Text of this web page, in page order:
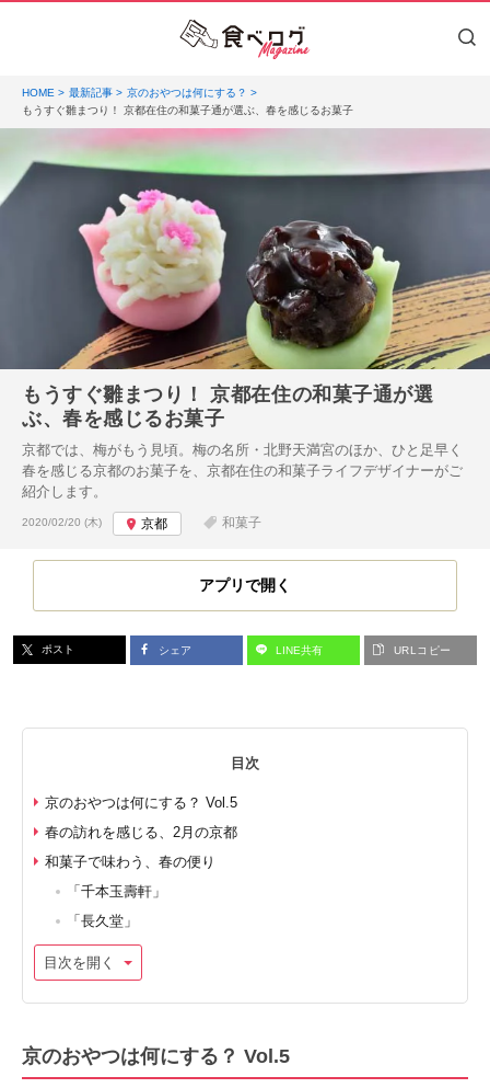
HOME 最新記事
京のおやつは何にする？
もうすぐ雛まつり！ 京都在住の和菓子通が選ぶ、春を感じるお菓子
もうすぐ雛まつり！ 京都在住の和菓子通が選
ぶ、春を感じるお菓子
京都では、梅がもう見頃。梅の名所・北野天満宮のほか、ひと足早く
春を感じる京都のお菓子を、京都在住の和菓子ライフデザイナーがご
紹介します。
投稿日:
2020/02/20 (木) 京都 和菓子
アプリで開く
ポスト シェア LINE共有 URLコピー
目次
京のおやつは何にする？ Vol.5
春の訪れを感じる、2月の京都
和菓子で味わう、春の便り
「千本玉壽軒」
「長久堂」
目次を開く
京のおやつは何にする？ Vol.5